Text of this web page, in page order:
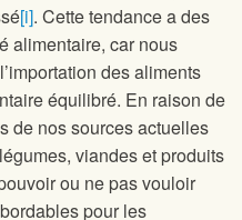
[i]. Cette tendance a des
alimentaire, car nous
des aliments
équilibré. En raison de
de nos sources actuelles
viandes et produits
ou ne pas vouloir
pour les